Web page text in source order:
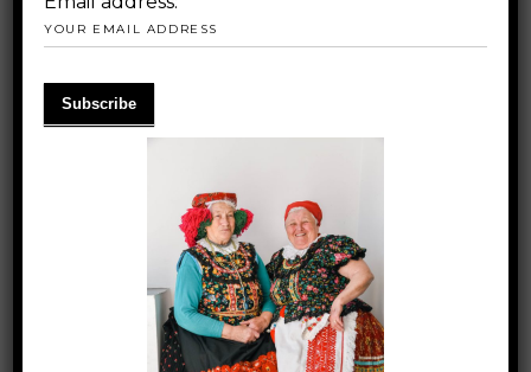
HA ŐSZ, AKKOR ÚJDONSÁGOK